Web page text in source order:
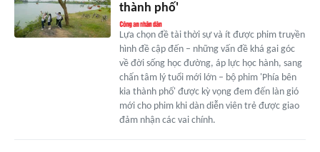
thành phố'
Lựa chọn đề tài thời sự và ít được phim truyền
hình đề cập đến – những vấn đề khá gai góc
về đời sống học đường, áp lực học hành, sang
chấn tâm lý tuổi mới lớn – bộ phim 'Phía bên
kia thành phố' được kỳ vọng đem đến làn gió
mới cho phim khi dàn diễn viên trẻ được giao
đảm nhận các vai chính.